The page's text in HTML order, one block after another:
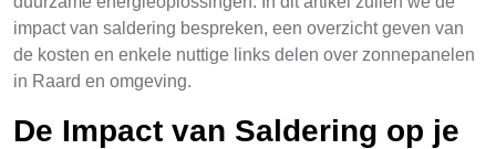
impact van saldering bespreken, een overzicht geven van
de kosten en enkele nuttige links delen over zonnepanelen
in Raard en omgeving.
De Impact van Saldering op je